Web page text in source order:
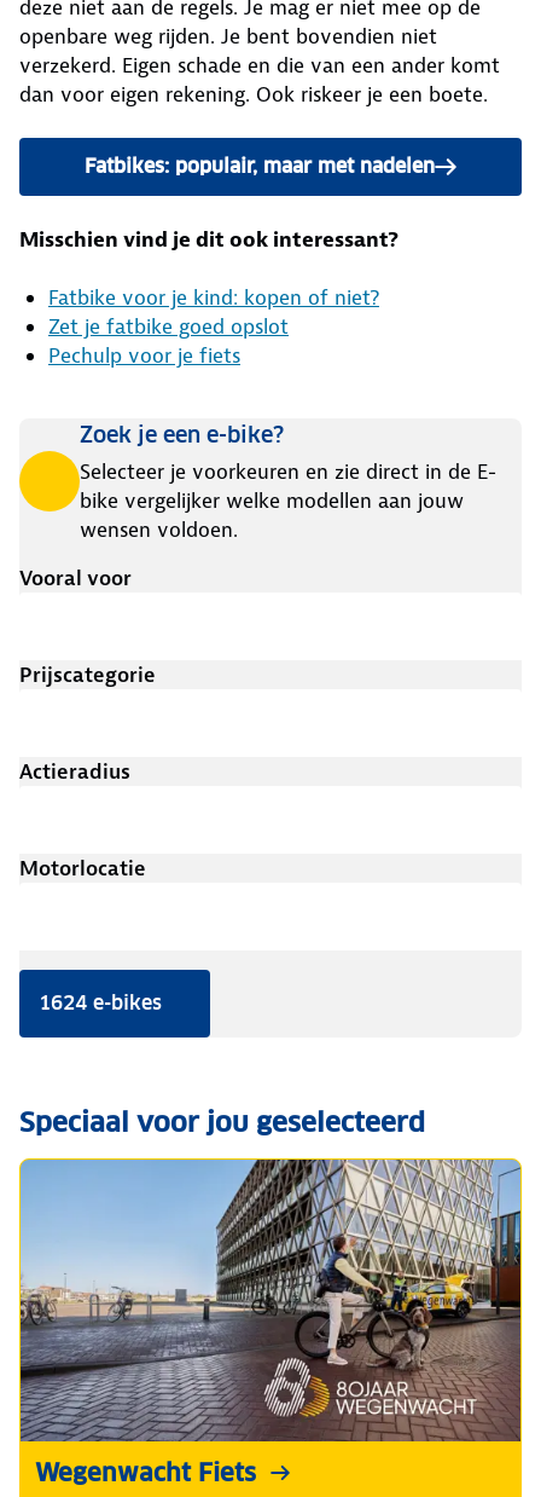
deze niet aan de regels. Je mag er niet mee op de
openbare weg rijden. Je bent bovendien niet
verzekerd. Eigen schade en die van een ander komt
dan voor eigen rekening. Ook riskeer je een boete.
Fatbikes: populair, maar met nadelen
Misschien vind je dit ook interessant?
Fatbike voor je kind: kopen of niet?
Zet je fatbike goed opslot
Pechulp voor je fiets
Zoek je een e-bike?
Selecteer je voorkeuren en zie direct in de E-
bike vergelijker welke modellen aan jouw
wensen voldoen.
Vooral voor
Prijscategorie
Actieradius
Motorlocatie
1624 e-bikes
Speciaal voor jou geselecteerd
Wegenwacht Fiets